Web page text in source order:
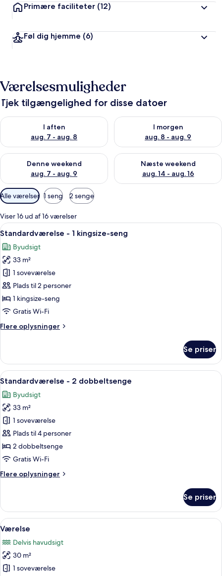
Primære faciliteter (12)
Føl dig hjemme (6)
Værelsesmuligheder
Tjek tilgængelighed for disse datoer
I aften
aug. 7 - aug. 8
Tjek tilgængelighed for i aften aug. 7 - aug. 8
I morgen
aug. 8 - aug. 9
Tjek tilgængelighed for i
Denne weekend
aug. 7 - aug. 9
Tjek tilgængelighed for denne weekend aug. 7 - aug. 9
Næste weekend
aug. 14 - aug. 16
Tjek tilgængelighed for næste
Tilgængelige
filtre
for
værelser
Alle værelser 1 seng 2 senge
Viser 16 ud af 16 værelser
Indlæs
alle
billeder
af
Standardværelse
-
1
kingsize-
Et hotelværelse med seng,
6
Standardværelse - 1 kingsize-seng
Byudsigt
33 m²
1 soveværelse
Plads til 2 personer
1 kingsize-seng
Gratis Wi-Fi
Flere oplysninger
Flere
-
kingsize-
Se priser
Indlæs
alle
billeder
af
Standardværelse
-
2
dobbeltsenge
Et hotelværelse med to senge, et
6
Standardværelse - 2 dobbeltsenge
Byudsigt
33 m²
1 soveværelse
Plads til 4 personer
2 dobbeltsenge
Gratis Wi-Fi
Flere oplysninger
Flere
-
dobbeltsenge
Se priser
Indlæs
alle
billeder
af
Værelse
Et hotelværelse med en stor seng,
5
Værelse
Delvis havudsigt
30 m²
1 soveværelse